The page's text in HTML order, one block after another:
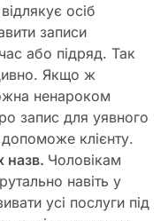
осіб
записи
або підряд. Так
Якщо ж
ненароком
запис для уявного
клієнту.
назв. Чоловікам
навіть у
усі послуги під